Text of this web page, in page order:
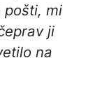
pošti, mi
ji
na